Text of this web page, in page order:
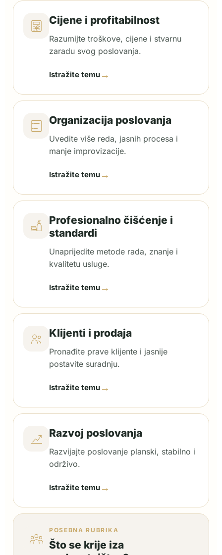
Cijene i profitabilnost
Razumijte troškove, cijene i stvarnu
zaradu svog poslovanja.
Istražite temu →
Organizacija poslovanja
Uvedite više reda, jasnih procesa i
manje improvizacije.
Istražite temu →
Profesionalno čišćenje i
standardi
Unaprijedite metode rada, znanje i
kvalitetu usluge.
Istražite temu →
Klijenti i prodaja
Pronađite prave klijente i jasnije
postavite suradnju.
Istražite temu →
Razvoj poslovanja
Razvijajte poslovanje planski, stabilno i
održivo.
Istražite temu →
POSEBNA RUBRIKA
Što se krije iza